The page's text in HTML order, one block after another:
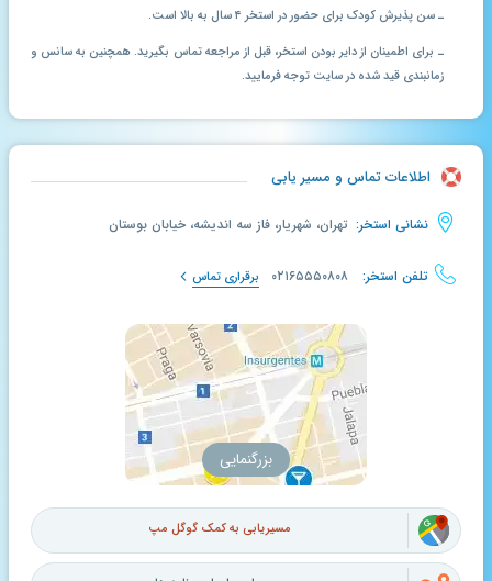
ـ سن پذیرش کودک برای حضور در استخر ۴ سال به بالا است.
ـ برای اطمینان از دایر بودن استخر، قبل از مراجعه تماس بگیرید. همچنین به سانس و
زمانبندی قید شده در سایت توجه فرمایید.
اطلاعات تماس و مسیر یابی
نشانی استخر: تهران، شهریار، فاز سه اندیشه، خیابان بوستان
تلفن استخر: ۰۲۱۶۵۵۵۰۸۰۸ برقراری تماس
بزرگنمایی
مسیریابی به کمک گوگل مپ